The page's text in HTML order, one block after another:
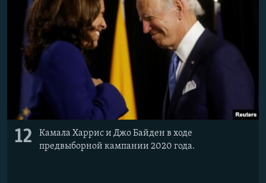
12
Камала Харрис и Джо Байден в ходе
предвыборной кампании 2020 года.